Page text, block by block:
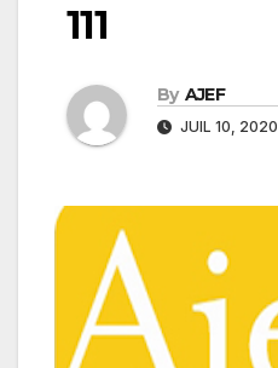
111
By AJEF
JUIL 10, 2020